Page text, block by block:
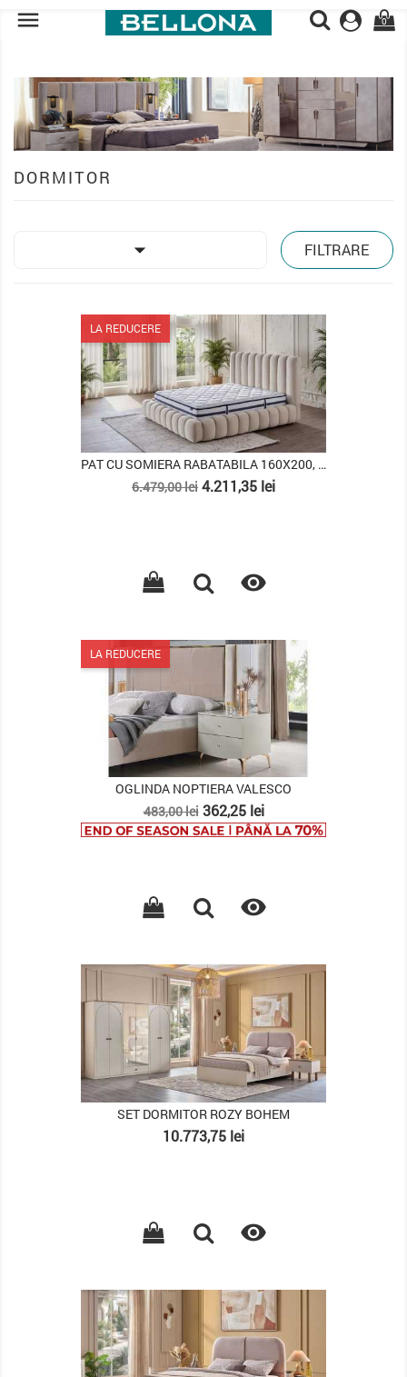
 0
DORMITOR
 FILTRARE
LA REDUCERE
PAT CU SOMIERA RABATABILA 160X200, COZY
Pret
6.479,00 lei Pret
4.211,35 lei

LA REDUCERE
OGLINDA NOPTIERA VALESCO
Pret
de
483,00 lei Pret
362,25 lei

SET DORMITOR ROZY BOHEM
Pret
10.773,75 lei
